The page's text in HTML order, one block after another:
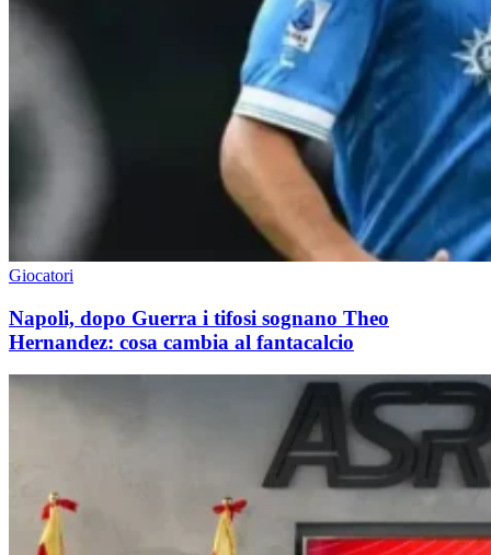
Giocatori
Napoli, dopo Guerra i tifosi sognano Theo
Hernandez: cosa cambia al fantacalcio